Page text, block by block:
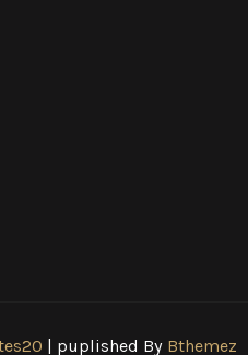
| puplished By Bthemez